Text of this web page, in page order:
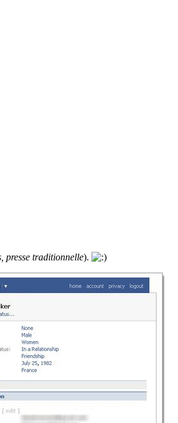
presse traditionnelle).